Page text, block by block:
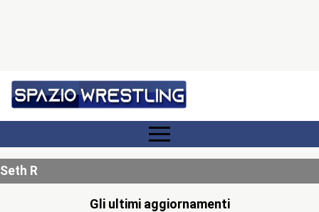
Seth R
Gli ultimi aggiornamenti